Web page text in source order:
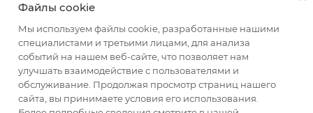
2026 © ООО "Вайт Текстиль групп"
Любая информация на сайте носит справочный
характер и не является публичной офертой
определяемой положениями пункта 2 статьи 437
Гражданского кодекса Российской Федерации.
Использование любых материалов, опубликованных
Файлы cookie
Мы используем файлы cookie, разработанные нашими
специалистами и третьими лицами, для анализа
событий на нашем веб-сайте, что позволяет нам
улучшать взаимодействие с пользователями и
обслуживание. Продолжая просмотр страниц нашего
сайта, вы принимаете условия его использования.